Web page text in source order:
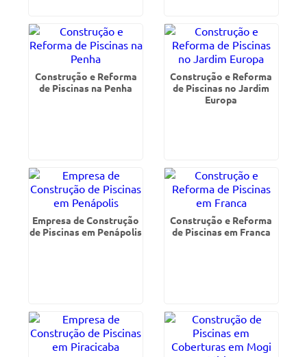
Construção e Reforma
de Piscinas na Penha
Construção e Reforma
de Piscinas no Jardim
Europa
Empresa de Construção
de Piscinas em Penápolis
Construção e Reforma
de Piscinas em Franca